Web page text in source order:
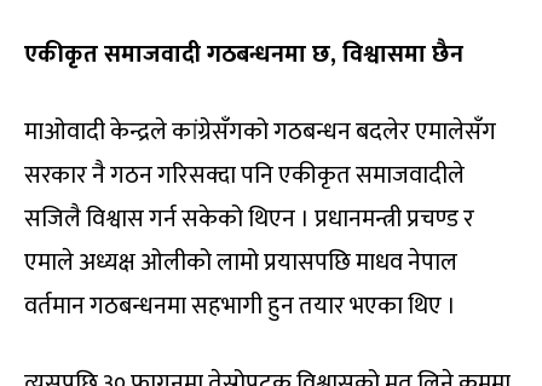
एकीकृत समाजवादी गठबन्धनमा छ, विश्वासमा छैन
माओवादी केन्द्रले कांग्रेसँगको गठबन्धन बदलेर एमालेसँग
सरकार नै गठन गरिसक्दा पनि एकीकृत समाजवादीले
सजिलै विश्वास गर्न सकेको थिएन । प्रधानमन्त्री प्रचण्ड र
एमाले अध्यक्ष ओलीको लामो प्रयासपछि माधव नेपाल
वर्तमान गठबन्धनमा सहभागी हुन तयार भएका थिए ।